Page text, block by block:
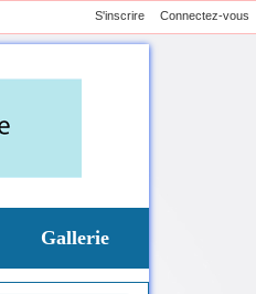
Connectez-vous
S'inscrire
Gallerie